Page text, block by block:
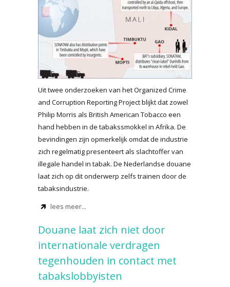
Uit twee onderzoeken van het Organized Crime
and Corruption Reporting Project blijkt dat zowel
Philip Morris als British American Tobacco een
hand hebben in de tabakssmokkel in Afrika. De
bevindingen zijn opmerkelijk omdat de industrie
zich regelmatig presenteert als slachtoffer van
illegale handel in tabak. De Nederlandse douane
laat zich op dit onderwerp zelfs trainen door de
tabaksindustrie.
lees meer...
Douane laat zich niet door
internationale verdragen
tegenhouden in contact met
tabakslobbyisten